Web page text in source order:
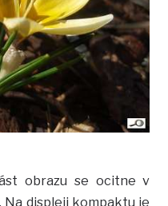
obrazu se ocitne v
. Na displeji kompaktu je